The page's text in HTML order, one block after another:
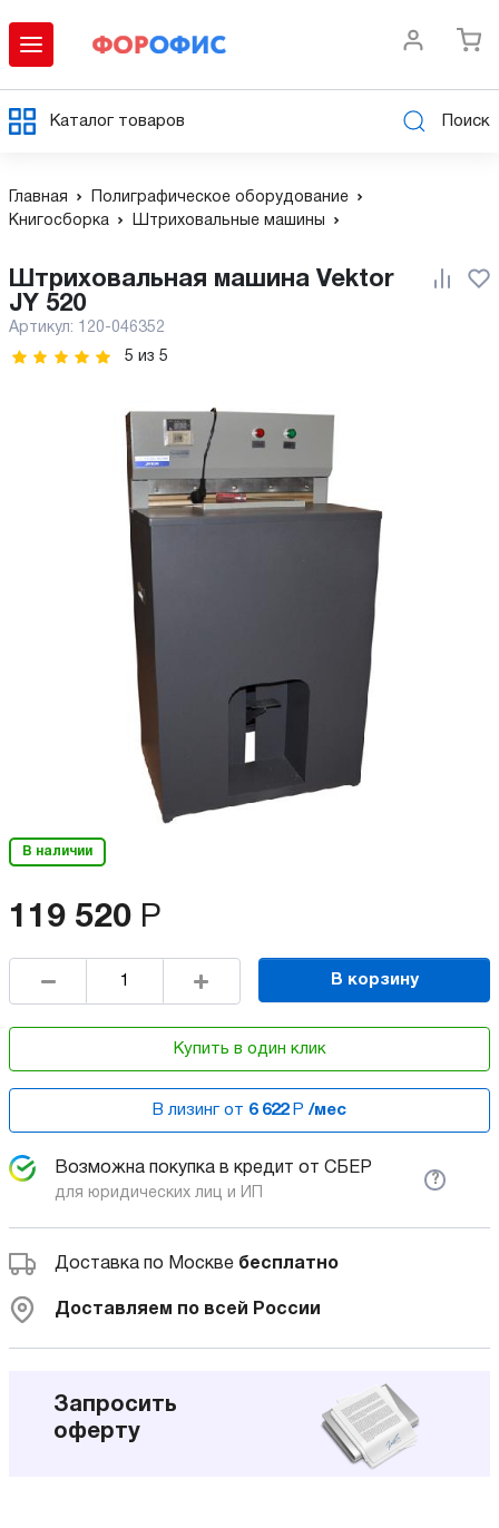
Каталог товаров Поиск
Главная
Полиграфическое оборудование
Книгосборка
Штриховальные машины
Штриховальная машина Vektor
JY 520
Артикул: 120-046352
5 из 5
В наличии
119 520 Р
В корзину
Купить в один клик
В лизинг от 6 622 Р /мес
Возможна покупка в кредит от СБЕР
для юридических лиц и ИП
?
Доставка по Москве бесплатно
Доставляем по всей России
Запросить
оферту